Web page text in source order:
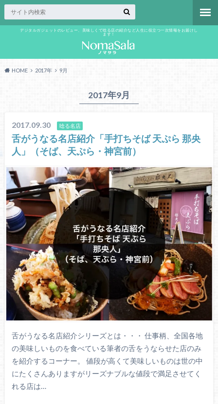
デジタルガジェットのレビュー、美味しくて唸る店の紹介など人生に役立つ一次情報をお届けし
ます！
HOME 2017年 9月
2017年9月
2017.09.30 唸る名店
舌がうなる名店紹介「手打ちそば 天ぷら 那央
人」（そば、天ぷら・神宮前）
舌がうなる名店紹介シリーズとは・・・ 仕事柄、全国各地
の美味しいものを食べている筆者の舌をうならせた店のみ
を紹介するコーナー。 値段が高くて美味しいものは世の中
にたくさんありますがリーズナブルな値段で満足させてく
れる店は…